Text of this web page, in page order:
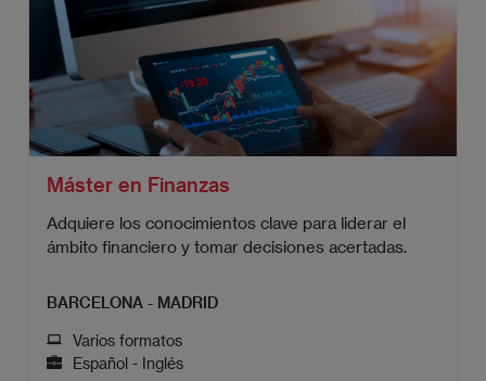
Máster en Finanzas
Adquiere los conocimientos clave para liderar el
ámbito financiero y tomar decisiones acertadas.
BARCELONA - MADRID
Varios formatos
Español - Inglés